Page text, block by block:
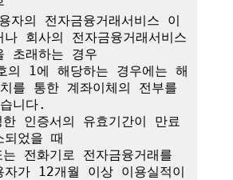
의 전자금융거래서비스 이
나 회사의 전자금융거래서비스
초래하는 경우
1에 해당하는 경우에는 해
를 통한 계좌이체의 전부를
니다.
인증서의 유효기간이 만료
되었을 때
전화기로 전자금융거래를
자가 12개월 이상 이용실적이